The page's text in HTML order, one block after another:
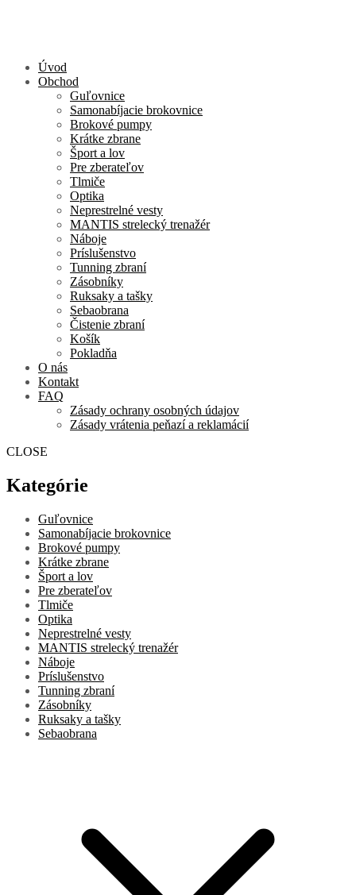
Úvod
Obchod
Guľovnice
Samonabíjacie brokovnice
Brokové pumpy
Krátke zbrane
Šport a lov
Pre zberateľov
Tlmiče
Optika
Neprestrelné vesty
MANTIS strelecký trenažér
Náboje
Príslušenstvo
Tunning zbraní
Zásobníky
Ruksaky a tašky
Sebaobrana
Čistenie zbraní
Košík
Pokladňa
O nás
Kontakt
FAQ
Zásady ochrany osobných údajov
Zásady vrátenia peňazí a reklamácií
CLOSE
Kategórie
Guľovnice
Samonabíjacie brokovnice
Brokové pumpy
Krátke zbrane
Šport a lov
Pre zberateľov
Tlmiče
Optika
Neprestrelné vesty
MANTIS strelecký trenažér
Náboje
Príslušenstvo
Tunning zbraní
Zásobníky
Ruksaky a tašky
Sebaobrana